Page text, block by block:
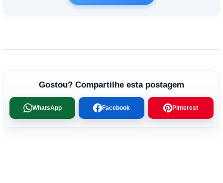
Gostou? Compartilhe esta postagem
WhatsApp Facebook Pinterest